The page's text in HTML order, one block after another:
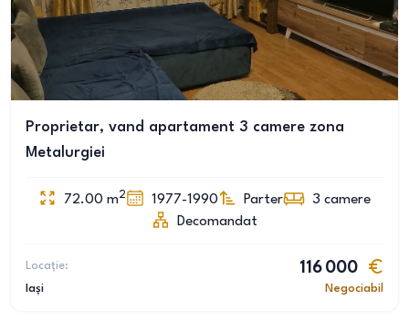
Proprietar, vand apartament 3 camere zona
Metalurgiei
72.00 m2 1977-1990 Parter 3 camere
Decomandat
Locație:
Iași
116 000
Negociabil